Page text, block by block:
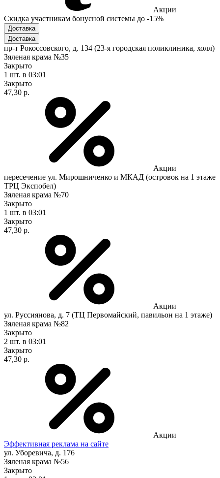
Акции
Скидка участникам бонусной системы до -15%
Доставка
Доставка
пр-т Рокоссовского, д. 134 (23-я городская поликлиника, холл)
Зяленая крама №35
Закрыто
1 шт. в 03:01
Закрыто
47,30 р.
Акции
пересечение ул. Мирошниченко и МКАД (островок на 1 этаже
ТРЦ Экспобел)
Зяленая крама №70
Закрыто
1 шт. в 03:01
Закрыто
47,30 р.
Акции
ул. Руссиянова, д. 7 (ТЦ Первомайский, павильон на 1 этаже)
Зяленая крама №82
Закрыто
2 шт. в 03:01
Закрыто
47,30 р.
Акции
Эффективная реклама на сайте
ул. Уборевича, д. 176
Зяленая крама №56
Закрыто